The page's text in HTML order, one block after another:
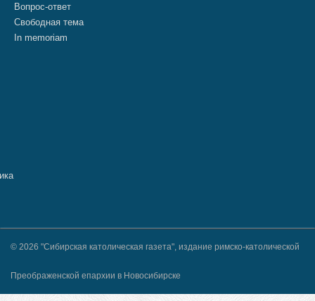
Вопрос-ответ
Свободная тема
In memoriam
© 2026 "Сибирская католическая газета", издание римско-католической
Преображенской епархии в Новосибирске